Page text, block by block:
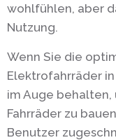
wohlfühlen, aber
Nutzung.
Wenn Sie die
Elektrofahrräder
im Auge
Fahrräder zu
Benutzer